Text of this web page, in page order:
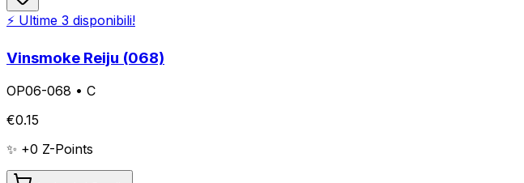
⚡ Ultime 3 disponibili!
Vinsmoke Reiju (068)
OP06-068 • C
€0.15
✨ +0 Z-Points